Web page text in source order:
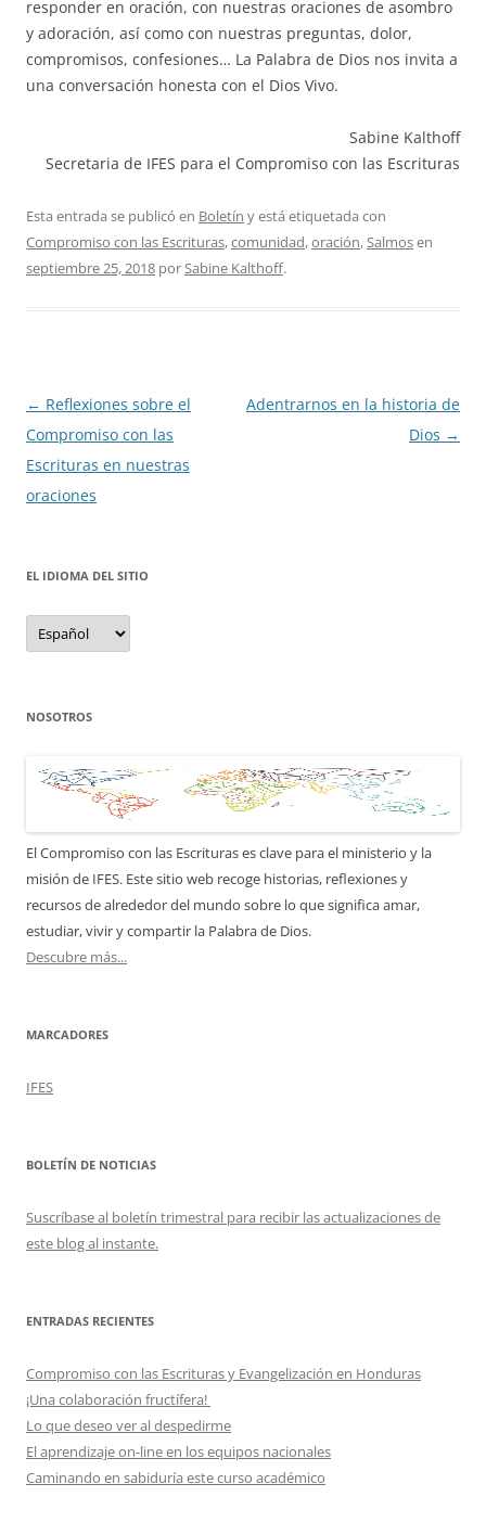
responder en oración, con nuestras oraciones de asombro
y adoración, así como con nuestras preguntas, dolor,
compromisos, confesiones… La Palabra de Dios nos invita a
una conversación honesta con el Dios Vivo.
Sabine Kalthoff
Secretaria de IFES para el Compromiso con las Escrituras
Esta entrada se publicó en Boletín y está etiquetada con
Compromiso con las Escrituras,comunidad,oración,Salmosen
septiembre 25, 2018 porSabine Kalthoff.
Navegación
de
entradas
← Reflexiones sobre el
Compromiso con las
Escrituras en nuestras
oraciones
Adentrarnos en la historia de
Dios →
EL IDIOMA DEL SITIO
el
idioma
del
NOSOTROS
El Compromiso con las Escrituras es clave para el ministerio y la
misión de IFES. Este sitio web recoge historias, reflexiones y
recursos de alrededor del mundo sobre lo que significa amar,
estudiar, vivir y compartir la Palabra de Dios.
Descubre más...
MARCADORES
IFES
BOLETÍN DE NOTICIAS
Suscríbase al boletín trimestral para recibir las actualizaciones de
este blog al instante.
ENTRADAS RECIENTES
Compromiso con las Escrituras y Evangelización en Honduras
¡Una colaboración fructífera!
Lo que deseo ver al despedirme
El aprendizaje on-line en los equipos nacionales
Caminando en sabiduría este curso académico